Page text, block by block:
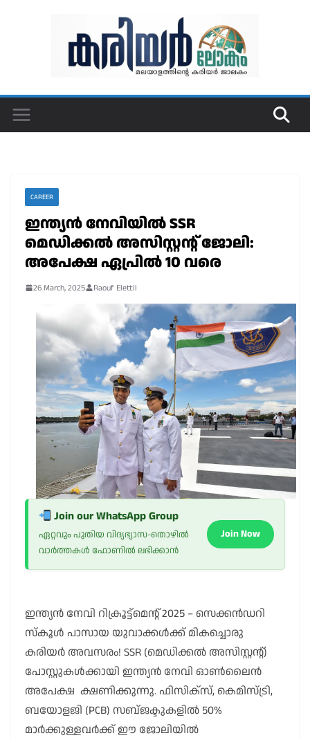
CAREER
ഇന്ത്യൻ നേവിയിൽ SSR
മെഡിക്കൽ അസിസ്റ്റന്റ് ജോലി:
അപേക്ഷ ഏപ്രിൽ 10 വരെ
26 March, 2025 Raouf Elettil
Join our WhatsApp Group
ഏറ്റവും പുതിയ വിദ്യഭ്യാസ-തൊഴിൽ
വാർത്തകൾ ഫോണിൽ ലഭിക്കാൻ
Join Now
ഇന്ത്യൻ നേവി റിക്രൂട്ട്മെന്റ് 2025 – സെക്കൻഡറി
സ്കൂൾ പാസായ യുവാക്കൾക്ക് മികച്ചൊരു
കരിയർ അവസരം! SSR (മെഡിക്കൽ അസിസ്റ്റന്റ്)
പോസ്റ്റുകൾക്കായി ഇന്ത്യൻ നേവി ഓൺലൈൻ
അപേക്ഷ ക്ഷണിക്കുന്നു. ഫിസിക്സ്, കെമിസ്ട്രി,
ബയോളജി (PCB) സബ്ജക്ടുകളിൽ 50%
മാർക്കുള്ളവർക്ക് ഈ ജോലിയിൽ